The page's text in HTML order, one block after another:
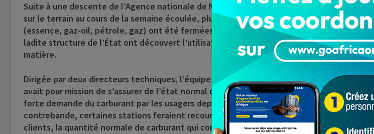
Suite à une descente de l’Agence nationale de Normalisation de Métrologie et du
sur le terrain au cours de la semaine écoulée, plusieurs stations d’approvisionnement en
(essence, gaz-oil, pétrole, gaz) ont été fermées à Cotonou. Et pour cause, les contrôles
ladite structure de l’État ont découvert l’utilisation des appareils ne respectant pas les
matière.
Dirigée par deux directeurs techniques, l’équipe de contrôle de cette structure du
avait pour mission de s’assurer de l’état normal des appareils utilisés par les stations. En
forte demande du carburant par les usagers depuis l’augmentation du coût de l’essence
contrebande, certaines stations feraient recours à des techniques de truquage. Ceci pour
clients, la quantité normale de carburant qui convient selon le montant payé.